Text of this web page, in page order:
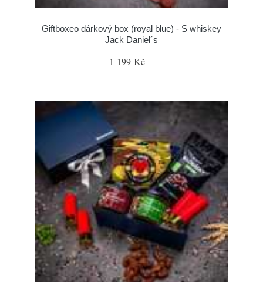
Giftboxeo dárkový box (royal blue) - S whiskey
Jack Daniel´s
1 199 Kč